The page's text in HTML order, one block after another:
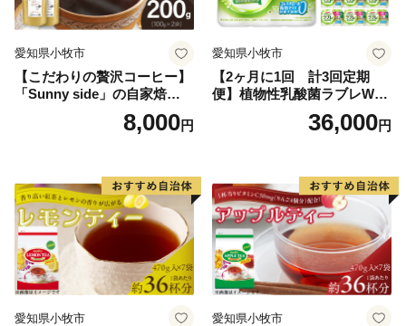
愛知県小牧市
【こだわりの贅沢コーヒー】
「Sunny side」の自家焙煎珈
琲こまきブレンド（200g）
8,000円
愛知県小牧市
【2ヶ月に1回 計3回定期
便】植物性乳酸菌ラブレW
プレーン36本（計108本）
36,000円
愛知県小牧市 愛知県小牧市